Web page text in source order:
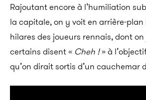
Rajoutant encore à l’humiliation
la capitale, on y voit en arrière-plan
hilares des joueurs rennais, dont
certains disent « Cheh !» à
qu’on dirait sortis d’un cauchemar